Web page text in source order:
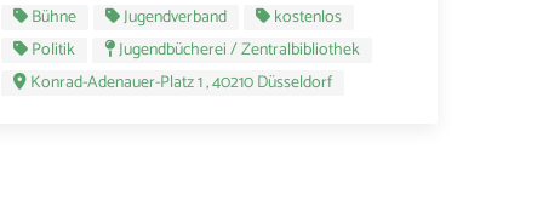
Bühne
Jugendverband
kostenlos
Politik
Jugendbücherei / Zentralbibliothek
Konrad-Adenauer-Platz 1 , 40210 Düsseldorf